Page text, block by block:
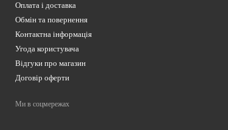
Оплата і доставка
Обмін та повернення
Контактна інформація
Угода користувача
Відгуки про магазин
Договір оферти
Ми в соцмережах